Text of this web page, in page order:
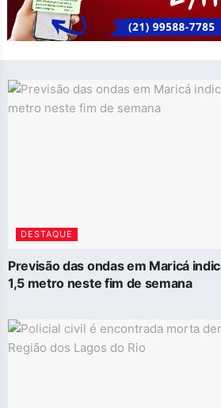
DESTAQUE
Previsão das ondas em Maricá
1,5 metro neste fim de semana